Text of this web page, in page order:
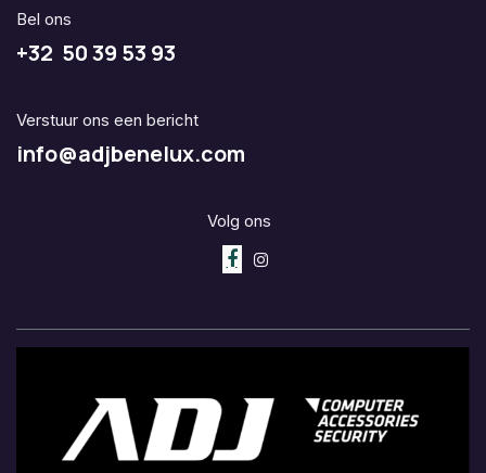
Bel ons
+32 50 39 53 93
Verstuur ons een bericht
info@adjbenelux.com
Volg ons